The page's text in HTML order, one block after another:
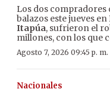
Los dos compradores
balazos este jueves en
Itapúa, sufrieron el
millones, con los que
Agosto 7, 2026 09:45 p. m.
Nacionales